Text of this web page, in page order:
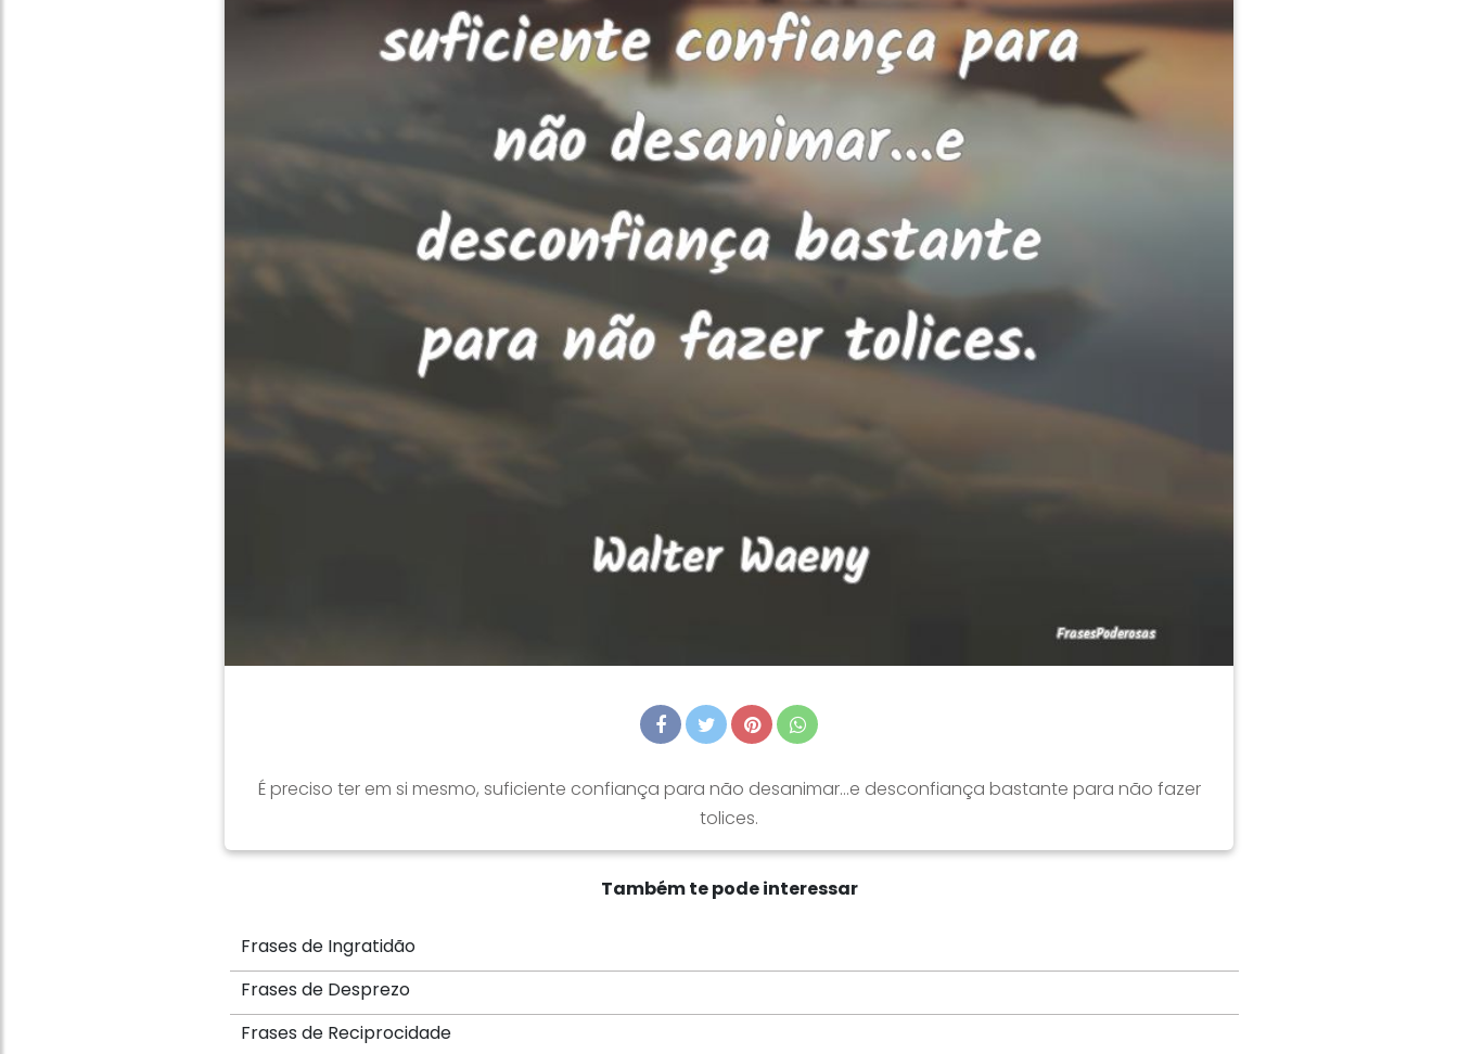
É preciso ter em si mesmo, suficiente confiança para não desanimar...e desconfiança bastante para não fazer
tolices.
Também te pode interessar
Frases de Ingratidão
Frases de Desprezo
Frases de Reciprocidade